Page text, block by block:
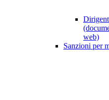
web)
Sanzioni per